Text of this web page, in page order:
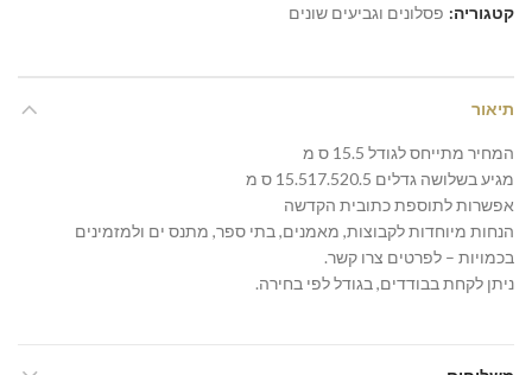
קטגוריה: פסלונים וגביעים שונים
תיאור
המחיר מתייחס לגודל 15.5 ס מ
מגיע בשלושה גדלים 15.517.520.5 ס מ
אפשרות לתוספת כתובית הקדשה
הנחות מיוחדות לקבוצות, מאמנים, בתי ספר, מתנס ים ולמזמינים
בכמויות – לפרטים צרו קשר.
ניתן לקחת בבודדים, בגודל לפי בחירה.